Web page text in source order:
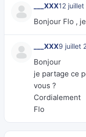
___XXX12
Bonjour Flo ,
___XXX9 juillet
Bonjour
je partage ce
vous ?
Cordialement
Flo